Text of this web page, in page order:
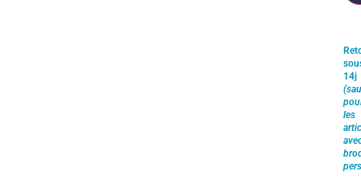
14j
les